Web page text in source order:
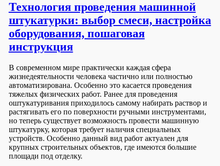
Технология проведения машинной
штукатурки: выбор смеси, настройка
оборудования, пошаговая
инструкция
В современном мире практически каждая сфера
жизнедеятельности человека частично или полностью
автоматизирована. Особенно это касается проведения
тяжелых физических работ. Ранее для проведения
оштукатуривания приходилось самому набирать раствор и
растягивать его по поверхности ручными инструментами,
но теперь существует возможность провести машинную
штукатурку, которая требует наличия специальных
устройств. Особенно данный вид работ актуален для
крупных строительных объектов, где имеются большие
площади под отделку.